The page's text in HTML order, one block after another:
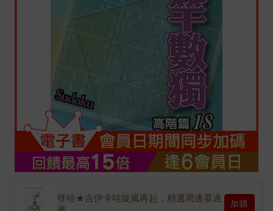
呀哈★吉伊卡哇旋風再起，精選周邊看過
加購